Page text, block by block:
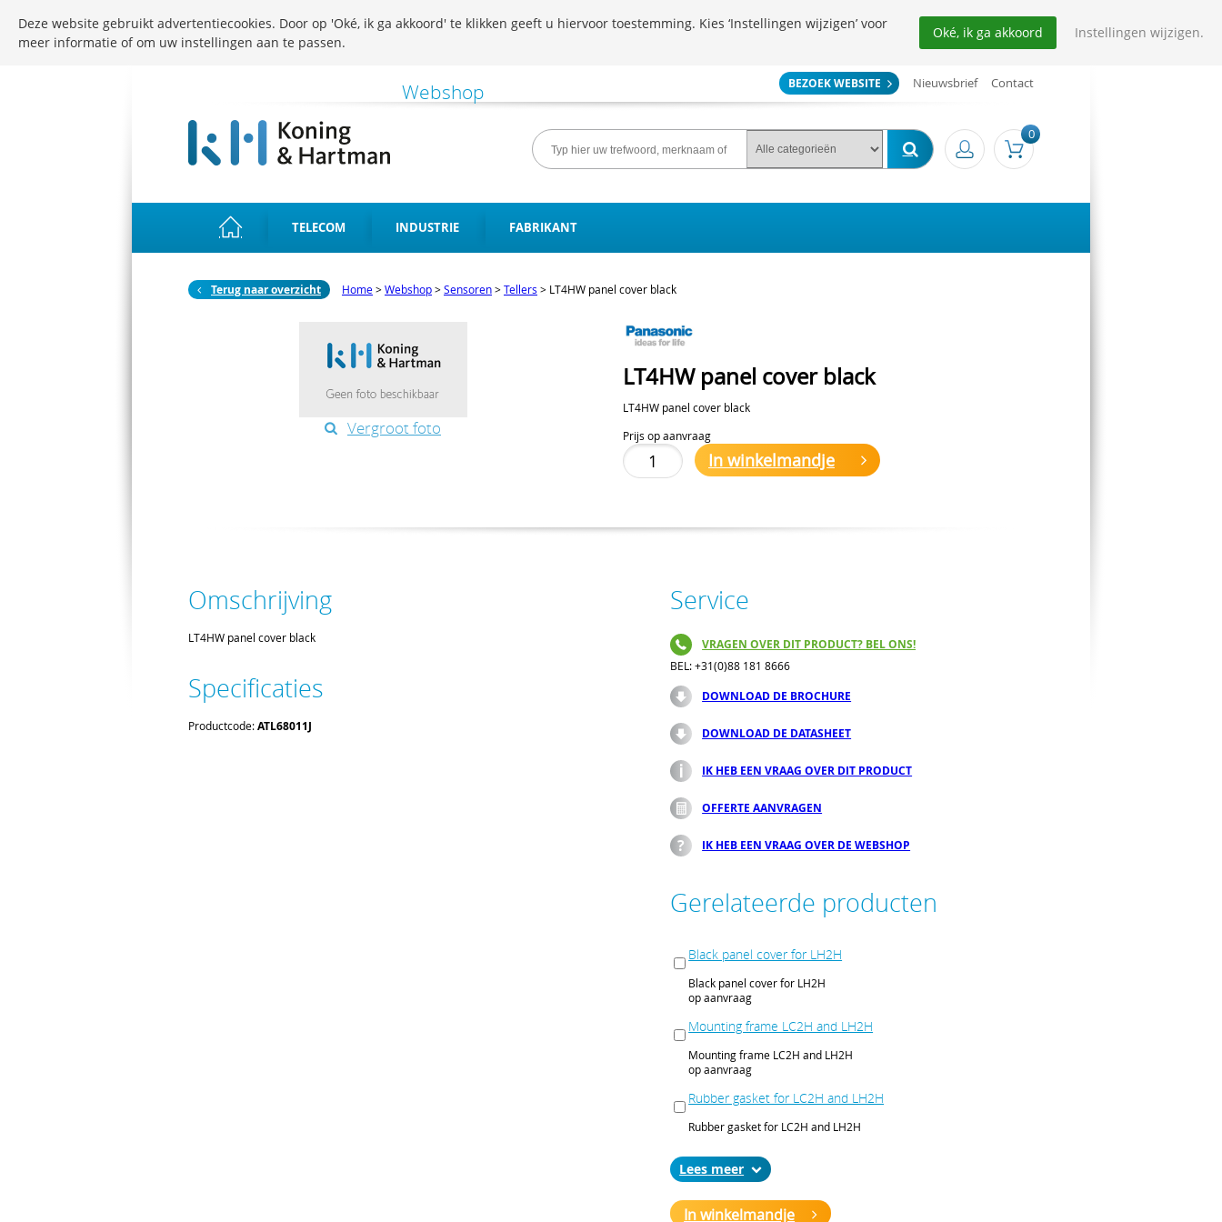
BEZOEK WEBSITE Nieuwsbrief Contact
0
TELECOM INDUSTRIE FABRIKANT
Terug naar overzicht Home>Webshop>Sensoren>Tellers > LT4HW panel cover black
Vergroot foto
LT4HW panel cover black
LT4HW panel cover black
Prijs op aanvraag
In winkelmandje
Omschrijving
LT4HW panel cover black
Specificaties
Productcode:ATL68011J
Service
VRAGEN OVER DIT PRODUCT? BEL ONS!
BEL: +31(0)88 181 8666
DOWNLOAD DE BROCHURE
DOWNLOAD DE DATASHEET
IK HEB EEN VRAAG OVER DIT PRODUCT
OFFERTE AANVRAGEN
IK HEB EEN VRAAG OVER DE WEBSHOP
Gerelateerde producten
Black panel cover for LH2H
Black panel cover for LH2H
op aanvraag
Mounting frame LC2H and LH2H
Mounting frame LC2H and LH2H
op aanvraag
Rubber gasket for LC2H and LH2H
Rubber gasket for LC2H and LH2H
Counter LC2H
Counter LC2H
op aanvraag
Lees
In winkelmandje
Deze website gebruikt advertentiecookies. Door op 'Oké, ik ga akkoord' te klikken geeft u hiervoor toestemming. Kies ‘Instellingen wijzigen’ voor
meer informatie of om uw instellingen aan te passen.
Oké, ik ga akkoord Instellingen wijzigen.